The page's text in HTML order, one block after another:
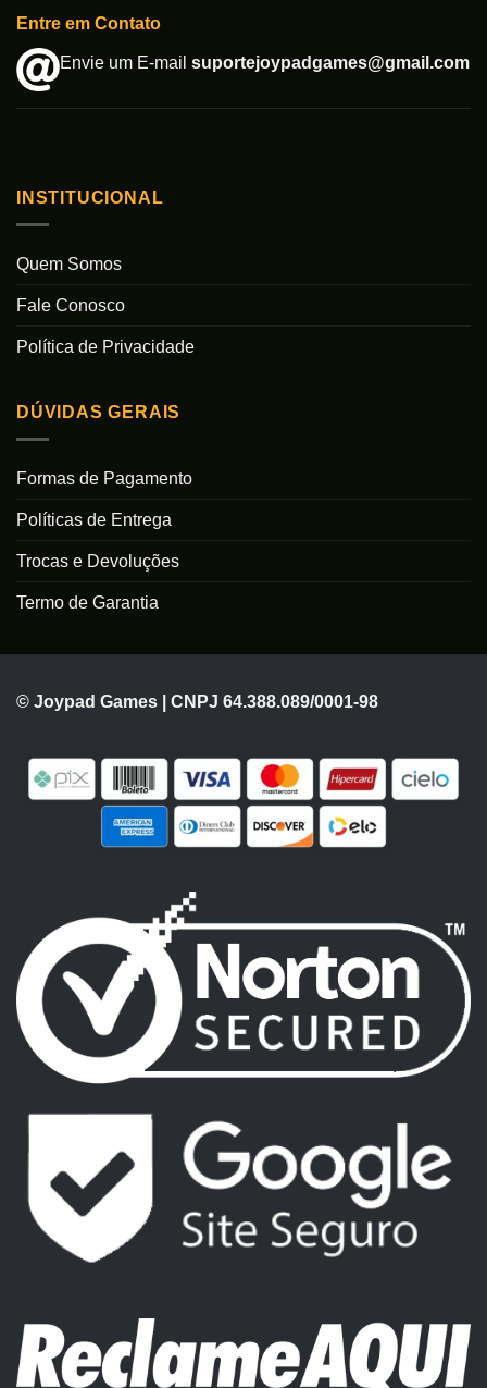
Entre em Contato
Envie um E-mail suportejoypadgames@gmail.com
INSTITUCIONAL
Quem Somos
Fale Conosco
Política de Privacidade
DÚVIDAS GERAIS
Formas de Pagamento
Políticas de Entrega
Trocas e Devoluções
Termo de Garantia
© Joypad Games | CNPJ 64.388.089/0001-98